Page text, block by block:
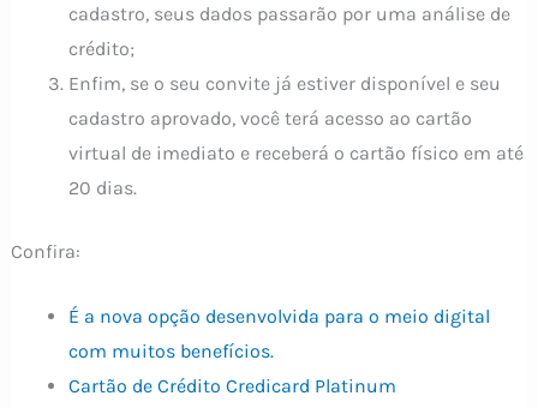
cadastro, seus dados passarão por uma análise de
crédito;
Enfim, se o seu convite já estiver disponível e seu
cadastro aprovado, você terá acesso ao cartão
virtual de imediato e receberá o cartão físico em até
20 dias.
Confira:
É a nova opção desenvolvida para o meio digital
com muitos benefícios.
Cartão de Crédito Credicard Platinum